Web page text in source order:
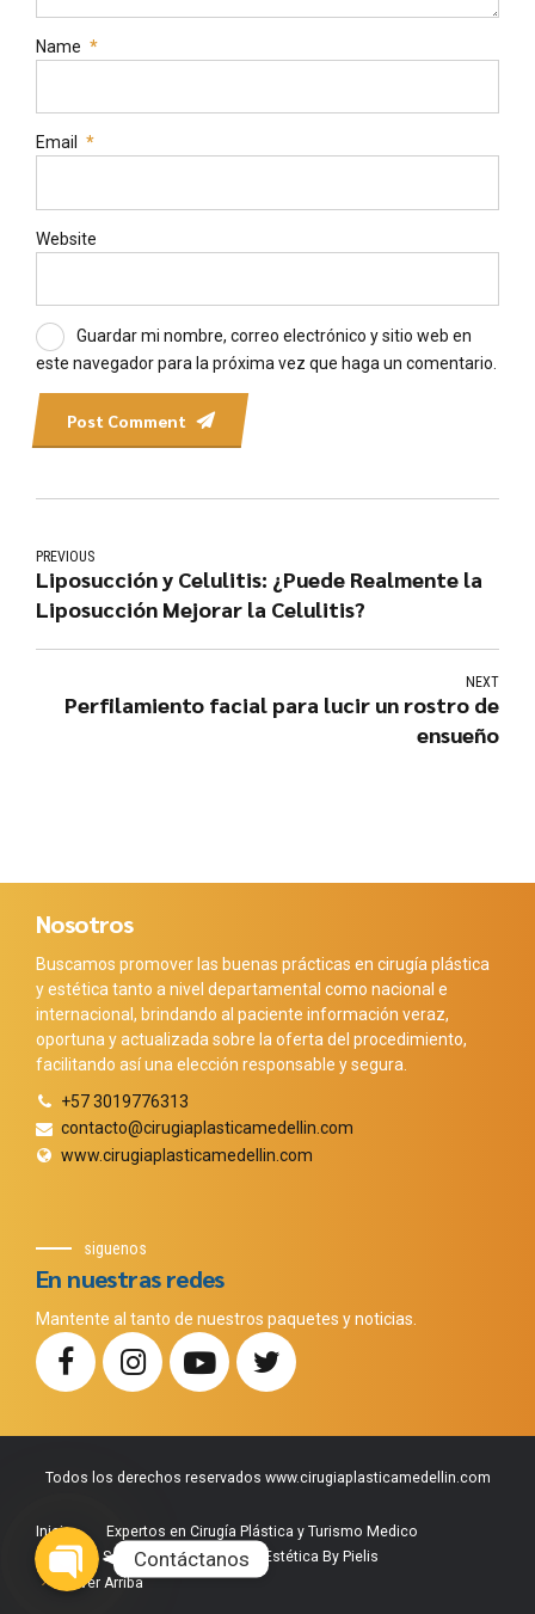
Name *
Email *
Website
Guardar mi nombre, correo electrónico y sitio web en
este navegador para la próxima vez que haga un comentario.
Post Comment
PREVIOUS
Liposucción y Celulitis: ¿Puede Realmente la
Liposucción Mejorar la Celulitis?
NEXT
Perfilamiento facial para lucir un rostro de
ensueño
Nosotros
Buscamos promover las buenas prácticas en cirugía plástica
y estética tanto a nivel departamental como nacional e
internacional, brindando al paciente información veraz,
oportuna y actualizada sobre la oferta del procedimiento,
facilitando así una elección responsable y segura.
+57 3019776313
contacto@cirugiaplasticamedellin.com
www.cirugiaplasticamedellin.com
siguenos
En nuestras redes
Mantente al tanto de nuestros paquetes y noticias.
Todos los derechos reservados www.cirugiaplasticamedellin.com
Inicio
Expertos en Cirugía Plástica y Turismo Medico
Nuestros Servicios
Medicina Estética By Pielis
Volver Arriba
Phone WhatsAppFacebook MessengerInstagramGoogle Map
Contáctanos